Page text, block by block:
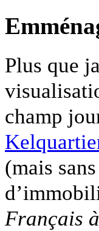
Plus que
champ
(mais
Français